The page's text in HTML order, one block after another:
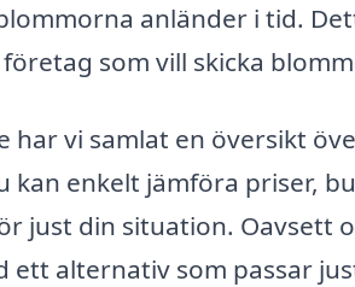
anländer i tid.
som vill skicka
har vi samlat en översikt
kan enkelt jämföra priser,
just din situation. Oavsett
alternativ som passar